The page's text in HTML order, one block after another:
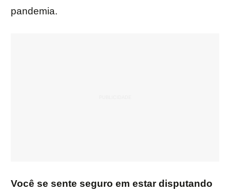
pandemia.
Você se sente seguro em estar disputando